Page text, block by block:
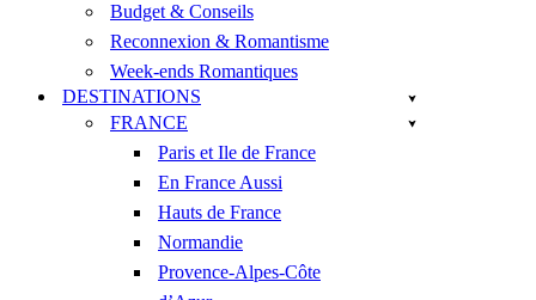
Budget & Conseils
Reconnexion & Romantisme
Week-ends Romantiques
DESTINATIONS
FRANCE
Paris et Ile de France
En France Aussi
Hauts de France
Normandie
Provence-Alpes-Côte